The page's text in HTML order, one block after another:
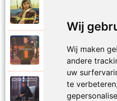
Wij
Wij maken
andere
uw
te
Willy Sommers
Je schenkt hem de
Willy Sommers